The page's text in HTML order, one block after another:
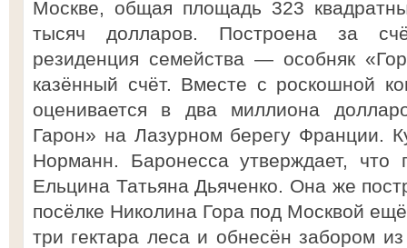
Москве, общая площадь 323
тысяч долларов. Построена за
резиденция семейства — особняк
казённый счёт. Вместе с роскошной
оценивается в два миллиона
Гарон» на Лазурном берегу Франции.
Норманн. Баронесса утверждает, что
Ельцина Татьяна Дьяченко. Она же
посёлке Николина Гора под Москвой
три гектара леса и обнесён забором